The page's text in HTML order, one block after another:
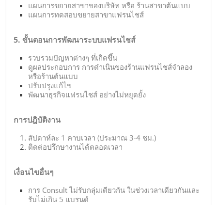
แผนการขยายสาขาของบริษัท หรือ ร้านสาขาต้นแบบ
แผนการทดสอบขยายสาขาแฟรนไชส์
5. ขั้นตอนการพัฒนาระบบแฟรนไชส์
รวบรวมปัญหาต่างๆ ที่เกิดขึ้น
ดูผลประกอบการ การดำเนินของร้านแฟรนไชส์จำลอง
หรือร้านต้นแบบ
ปรับปรุงแก้ไข
พัฒนาธุรกิจแฟรนไชส์ อย่างไม่หยุดยั้ง
การปฎิบัติงาน
สัปดาห์ละ 1 คาบเวลา (ประมาณ 3-4 ชม.)
ติดต่อปรึกษางานได้ตลอดเวลา
เงื่อนไขอื่นๆ
การ Consult ไม่รับกลุ่มเดียวกัน ในช่วงเวลาเดียวกันและ
รับไม่เกิน 5 แบรนด์